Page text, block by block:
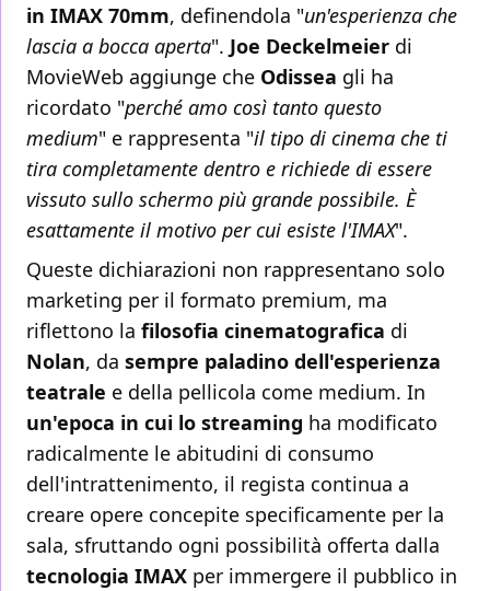
in IMAX 70mm, definendola "un'esperienza che
lascia a bocca aperta". Joe Deckelmeier di
MovieWeb aggiunge che Odissea gli ha
ricordato "perché amo così tanto questo
medium" e rappresenta "il tipo di cinema che ti
tira completamente dentro e richiede di essere
vissuto sullo schermo più grande possibile. È
esattamente il motivo per cui esiste l'IMAX".
Queste dichiarazioni non rappresentano solo
marketing per il formato premium, ma
riflettono la filosofia cinematografica di
Nolan, da sempre paladino dell'esperienza
teatrale e della pellicola come medium. In
un'epoca in cui lo streaming ha modificato
radicalmente le abitudini di consumo
dell'intrattenimento, il regista continua a
creare opere concepite specificamente per la
sala, sfruttando ogni possibilità offerta dalla
tecnologia IMAX per immergere il pubblico in